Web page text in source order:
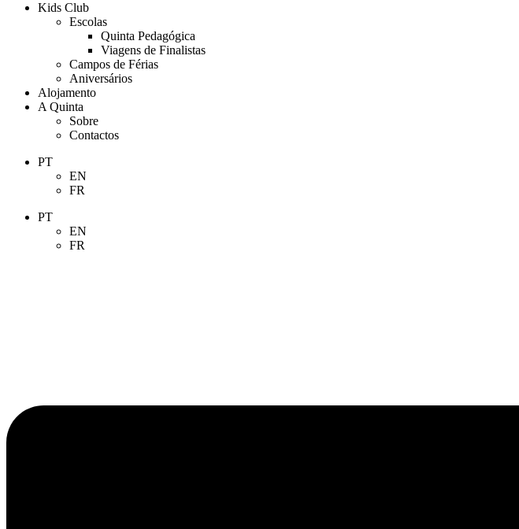
Kids Club
Escolas
Quinta Pedagógica
Viagens de Finalistas
Campos de Férias
Aniversários
Alojamento
A Quinta
Sobre
Contactos
PT
EN
FR
PT
EN
FR